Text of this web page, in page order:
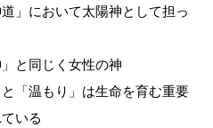
」において太陽神として担っ
と同じく女性の神
「温もり」は生命を育む重要
いる